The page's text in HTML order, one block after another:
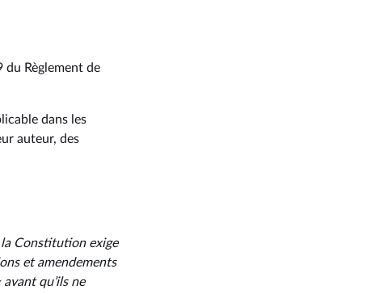
du Règlement de
dans les
auteur, des
la Constitution exige
et amendements
avant qu’ils ne